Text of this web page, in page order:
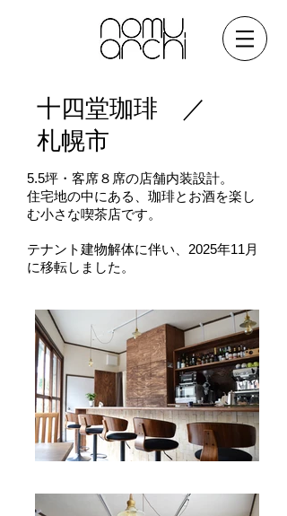
​十四堂珈琲 ／
札幌市
5.5坪・客席８席の店舗内装設計。
住宅地の中にある、珈琲とお酒を楽し
む小さな喫茶店です。
テナント建物解体に伴い、2025年11月
に移転しました。